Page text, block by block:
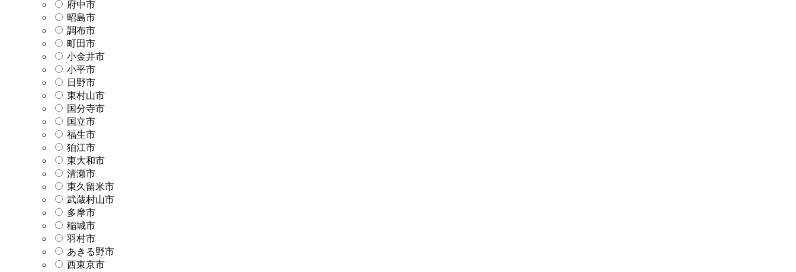
府中市
昭島市
調布市
町田市
小金井市
小平市
日野市
東村山市
国分寺市
国立市
福生市
狛江市
東大和市
清瀬市
東久留米市
武蔵村山市
多摩市
稲城市
羽村市
あきる野市
西東京市